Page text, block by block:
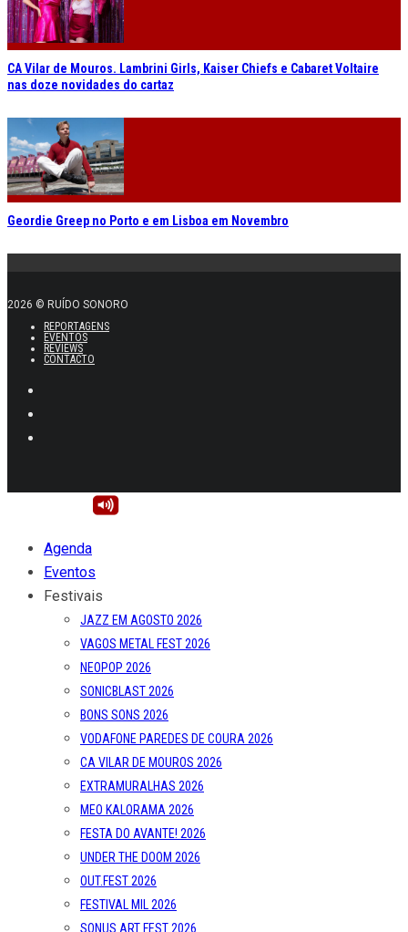
CA Vilar de Mouros. Lambrini Girls, Kaiser Chiefs e Cabaret Voltaire
nas doze novidades do cartaz
Geordie Greep no Porto e em Lisboa em Novembro
2026 © RUÍDO SONORO
REPORTAGENS
EVENTOS
REVIEWS
CONTACTO
Agenda
Eventos
Festivais
JAZZ EM AGOSTO 2026
VAGOS METAL FEST 2026
NEOPOP 2026
SONICBLAST 2026
BONS SONS 2026
VODAFONE PAREDES DE COURA 2026
CA VILAR DE MOUROS 2026
EXTRAMURALHAS 2026
MEO KALORAMA 2026
FESTA DO AVANTE! 2026
UNDER THE DOOM 2026
OUT.FEST 2026
FESTIVAL MIL 2026
SONUS ART FEST 2026